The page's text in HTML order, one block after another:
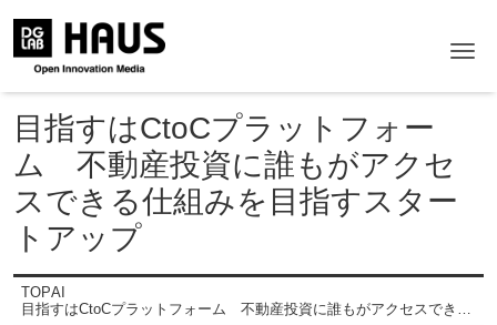
目指すはCtoCプラットフォー
ム 不動産投資に誰もがアクセ
スできる仕組みを目指すスター
トアップ
TOPAI
目指すはCtoCプラットフォーム 不動産投資に誰もがアクセスできる仕組みを目指すスタートアップ